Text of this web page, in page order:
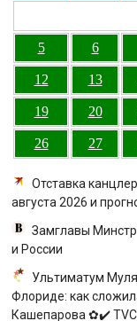
5 6
12 13
19 20
26 27
Отставка
августа 2026 и
Замглавы
и России
Ультиматум
Флориде: как
Кашепарова ✿✔️